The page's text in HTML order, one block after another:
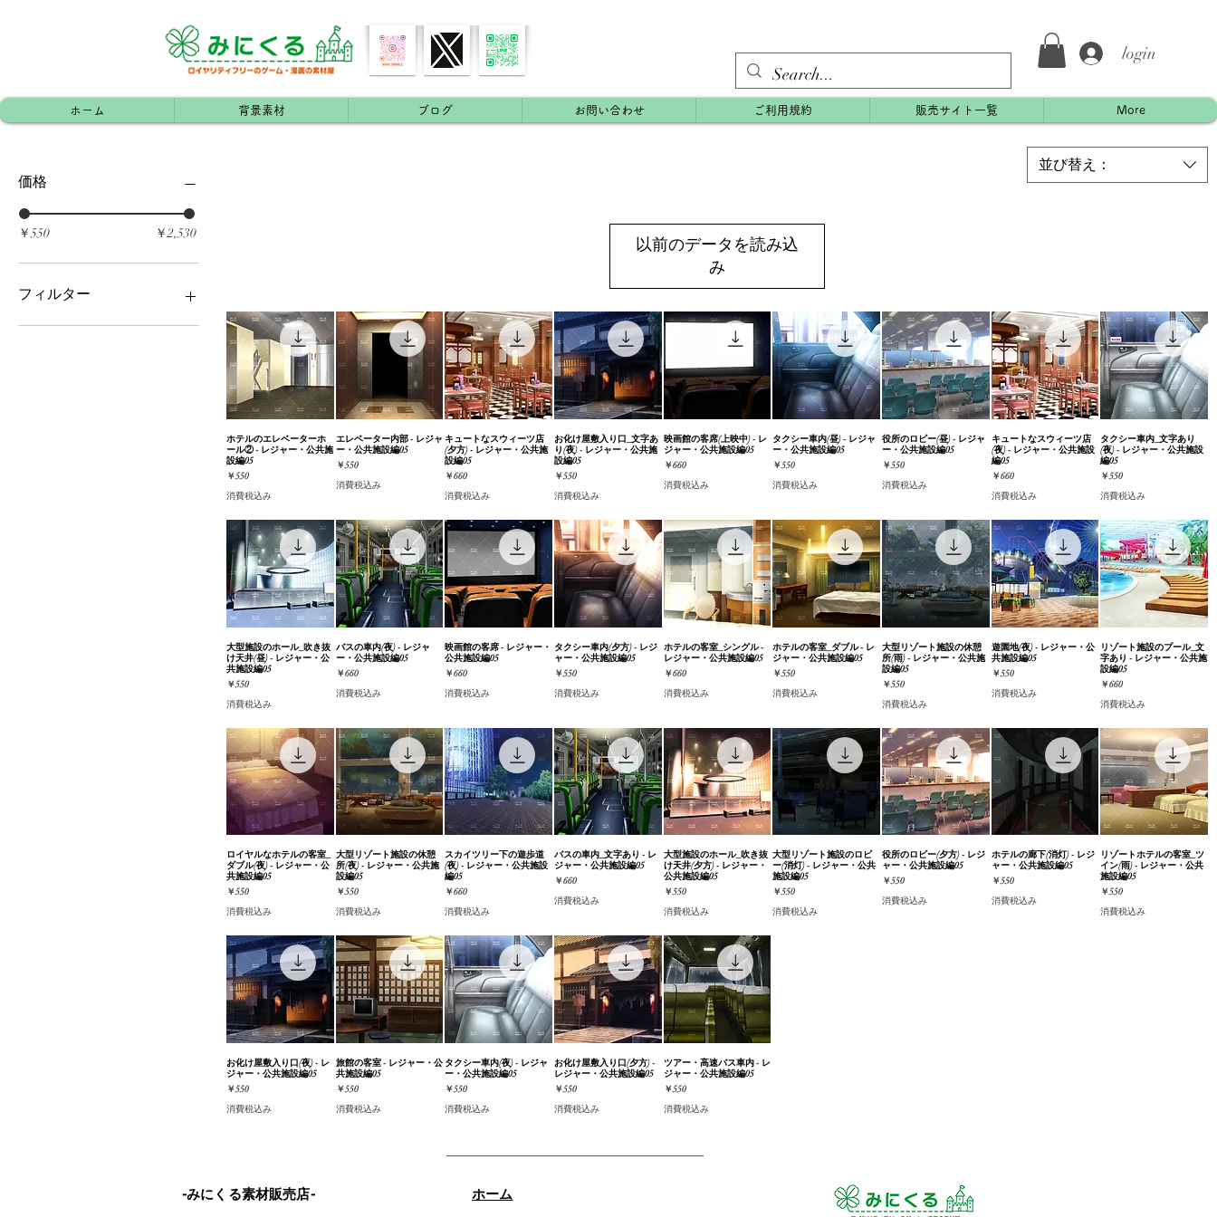
login
ホーム 背景素材 ブログ お問い合わせ ご利用規約 販売サイト一覧 More
価格
￥550 ￥2,530
フィルター
学校（内装/外装）
並び替え：
以前のデータを読み込
み
クイックビュー
ホテルのエレベーターホ
ール② - レジャー・公共施
設編05
価格
￥550
消費税込み
クイックビュー
エレベーター内部 - レジャ
ー・公共施設編05
価格
￥550
消費税込み
クイックビュー
キュートなスウィーツ店
(夕方) - レジャー・公共施
設編05
価格
￥660
消費税込み
クイックビュー
お化け屋敷入り口_文字あ
り(夜) - レジャー・公共施
設編05
価格
￥550
消費税込み
クイックビュー
映画館の客席(上映中) - レ
ジャー・公共施設編05
価格
￥660
消費税込み
クイックビュー
タクシー車内(昼) - レジャ
ー・公共施設編05
価格
￥550
消費税込み
クイックビュー
役所のロビー(昼) - レジャ
ー・公共施設編05
価格
￥550
消費税込み
クイックビュー
キュートなスウィーツ店
(夜) - レジャー・公共施設
編05
価格
￥660
消費税込み
クイックビュー
タクシー車内_文字あり
(夜) - レジャー・公共施設
編05
価格
￥550
消費税込み
クイックビュー
大型施設のホール_吹き抜
け天井(昼) - レジャー・公
共施設編05
価格
￥550
消費税込み
クイックビュー
バスの車内(夜) - レジャ
ー・公共施設編05
価格
￥660
消費税込み
クイックビュー
映画館の客席 - レジャー・
公共施設編05
価格
￥660
消費税込み
クイックビュー
タクシー車内(夕方) - レジ
ャー・公共施設編05
価格
￥550
消費税込み
クイックビュー
ホテルの客室_シングル -
レジャー・公共施設編05
価格
￥660
消費税込み
クイックビュー
ホテルの客室_ダブル - レ
ジャー・公共施設編05
価格
￥550
消費税込み
クイックビュー
大型リゾート施設の休憩
所(雨) - レジャー・公共施
設編05
価格
￥550
消費税込み
クイックビュー
遊園地(夜) - レジャー・公
共施設編05
価格
￥550
消費税込み
クイックビュー
リゾート施設のプール_文
字あり - レジャー・公共施
設編05
価格
￥660
消費税込み
クイックビュー
ロイヤルなホテルの客室_
ダブル(夜) - レジャー・公
共施設編05
価格
￥550
消費税込み
クイックビュー
大型リゾート施設の休憩
所(夜) - レジャー・公共施
設編05
価格
￥550
消費税込み
クイックビュー
スカイツリー下の遊歩道
(夜) - レジャー・公共施設
編05
価格
￥660
消費税込み
クイックビュー
バスの車内_文字あり - レ
ジャー・公共施設編05
価格
￥660
消費税込み
クイックビュー
大型施設のホール_吹き抜
け天井(夕方) - レジャー・
公共施設編05
価格
￥550
消費税込み
クイックビュー
大型リゾート施設のロビ
ー(消灯) - レジャー・公共
施設編05
価格
￥550
消費税込み
クイックビュー
役所のロビー(夕方) - レジ
ャー・公共施設編05
価格
￥550
消費税込み
クイックビュー
ホテルの廊下(消灯) - レジ
ャー・公共施設編05
価格
￥550
消費税込み
クイックビュー
リゾートホテルの客室_ツ
イン(雨) - レジャー・公共
施設編05
価格
￥550
消費税込み
クイックビュー
お化け屋敷入り口(夜) - レ
ジャー・公共施設編05
価格
￥550
消費税込み
クイックビュー
旅館の客室 - レジャー・公
共施設編05
価格
￥550
消費税込み
クイックビュー
タクシー車内(夜) - レジャ
ー・公共施設編05
価格
￥550
消費税込み
クイックビュー
お化け屋敷入り口(夕方) -
レジャー・公共施設編05
価格
￥550
消費税込み
クイックビュー
ツアー・高速バス車内 - レ
ジャー・公共施設編05
価格
￥550
消費税込み
-みにくる素材販売店-
ホーム